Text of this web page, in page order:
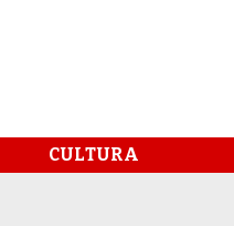
CULTURA